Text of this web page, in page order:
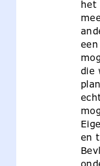
het
die
en